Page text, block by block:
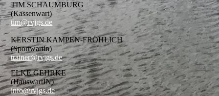
TIM SCHAUMBURG
(Kassenwart)
tim@rvjgs.de
KERSTIN KAMPEN-FRÖHLICH
(Sportwartin)
trainer@rvjgs.de
ELKE GEHRKE
(HauswartIN)
info@rvjgs.de